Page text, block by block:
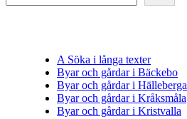
A Söka i långa texter
Byar och gårdar i Bäckebo
Byar och gårdar i Hälleberga
Byar och gårdar i Kråksmåla
Byar och gårdar i Kristvalla